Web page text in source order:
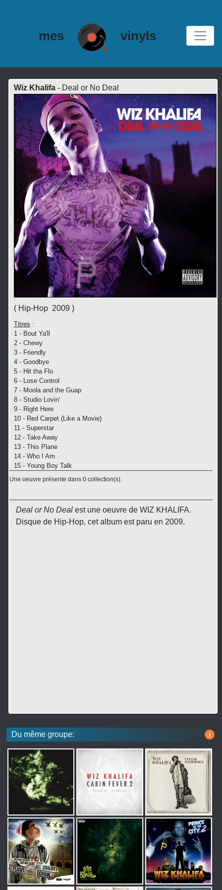
mes vinyls
Wiz Khalifa- Deal or No Deal
( Hip-Hop 2009 )
Titres :
1 - Bout Ya'll
2 - Chewy
3 - Friendly
4 - Goodbye
5 - Hit tha Flo
6 - Lose Control
7 - Moola and the Guap
8 - Studio Lovin'
9 - Right Here
10 - Red Carpet (Like a Movie)
11 - Superstar
12 - Take Away
13 - This Plane
14 - Who I Am
15 - Young Boy Talk
Une oeuvre présente dans 0 collection(s).
Deal or No Dealest une oeuvre de WIZ KHALIFA.
Disque de Hip-Hop, cet album est paru en 2009.
Du même groupe: i